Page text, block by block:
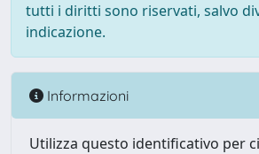
tutti i diritti sono riservati, salvo
indicazione.
Informazioni
Utilizza questo identificativo per